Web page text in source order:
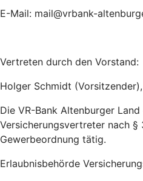
E-Mail: mail@vrbank-
Vertreten durch den Vorstand:
Holger Schmidt
Die VR-Bank Altenburger
Versicherungsvertreter nach §
Gewerbeordnung tätig.
Erlaubnisbehörde